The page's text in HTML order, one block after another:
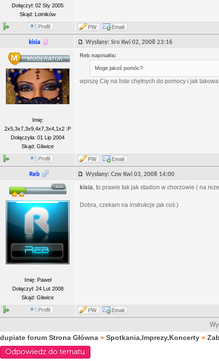
Dołączył: 02 Sty 2005
Skąd: Lotników
Profil PW Email
kisia Wysłany: Sro Kwi 02, 2008 23:16
Imię:
2x5,3x7,3x9,4x7,3x4,1x2 :P
Dołączyła: 01 Lip 2004
Skąd: Gliwice
Reb napisał/a:
Moge jakoś pomóc?
wpiszę Cię na liste chętnych do pomocy i jak
Profil PW Email
Reb Wysłany: Czw Kwi 03, 2008 14:00
Imię: Paweł
Dołączył: 24 Lut 2008
Skąd: Gliwice
kisia, to prawie tak jak stadion w chorzowie ( na
Dobra, czekam na instrukcje jak coś:)
Profil PW Email
dupiate forum Strona Główna » Spotkania,Imprezy,Koncerty »
Odpowiedz do tematu